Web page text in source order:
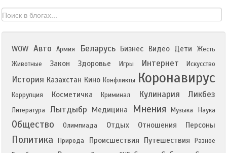
WOW Авто Армия Беларусь Бизнес Видео Дети
Жесть
Животные
Закон Здоровье Игры Интернет Искусство
История Казахстан Кино Конфликты Коронавирус
Коррупция Косметичка Криминал Кулинария Ликбез
Литература Лытдыбр Медицина Мнения Музыка Наука
Общество Олимпиада Отдых Отношения Персоны
Политика Природа Происшествия Путешествия
Разное